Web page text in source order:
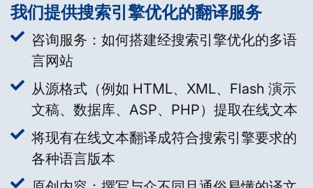
我们提供搜索引擎优化的翻译服务
咨询服务：如何搭建经搜索引擎优化的多语
言网站
从源格式（例如 HTML、XML、Flash 演示
文稿、数据库、ASP、PHP）提取在线文本
将现有在线文本翻译成符合搜索引擎要求的
各种语言版本